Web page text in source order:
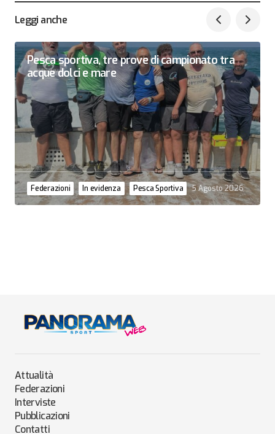
Leggi anche
Pesca sportiva, tre prove di campionato tra
acque dolci e mare
Federazioni In evidenza Pesca Sportiva 5 Agosto 2026
Attualità
Federazioni
Interviste
Pubblicazioni
Contatti